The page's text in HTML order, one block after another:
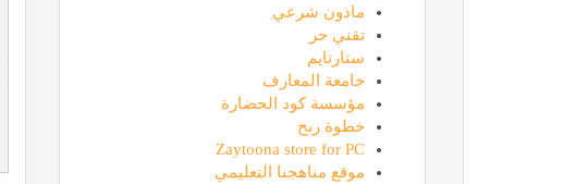
ماذون شرعي
تقني حر
ستارتايم
جامعة المعارف
مؤسسة كود الحضارة
خطوة ربح
Zaytoona store for PC
موقع مناهجنا التعليمي